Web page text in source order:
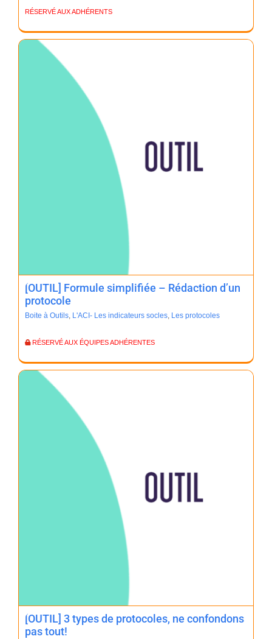
RÉSERVÉ AUX ADHÉRENTS
[OUTIL] Formule simplifiée – Rédaction d’un
protocole
Boite à Outils, L'ACI- Les indicateurs socles, Les protocoles
RÉSERVÉ AUX ÉQUIPES ADHÉRENTES
[OUTIL] 3 types de protocoles, ne confondons
pas tout!